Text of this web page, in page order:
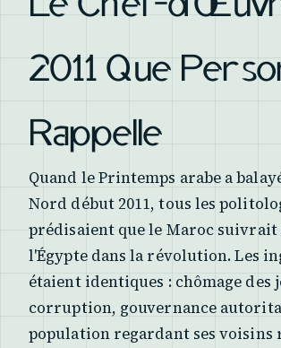
2011 Que
Rappelle
Quand le Printemps arabe a
Nord début 2011, tous les
prédisaient que le Maroc
l'Égypte dans la révolution. Les
étaient identiques : chômage des
corruption, gouvernance
population regardant ses voisins